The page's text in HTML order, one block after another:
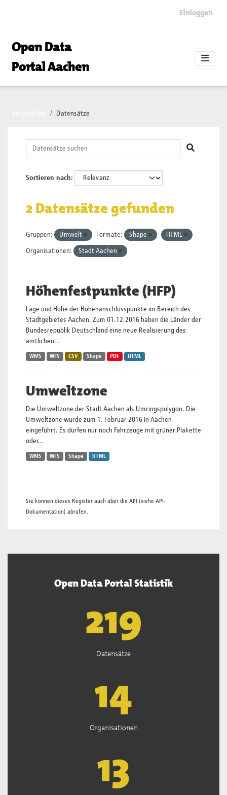
Einloggen
Open Data
Portal Aachen
Datensätze
Sortieren nach
2 Datensätze gefunden
Gruppen: Umwelt Formate: Shape HTML
Organisationen: Stadt Aachen
Höhenfestpunkte (HFP)
Lage und Höhe der Höhenanschlusspunkte im Bereich des
Stadtgebietes Aachen. Zum 01.12.2016 haben die Länder der
Bundesrepublik Deutschland eine neue Realisierung des
amtlichen...
WMS WFS CSV Shape PDF HTML
Umweltzone
Die Umweltzone der Stadt Aachen als Umringspolygon. Die
Umweltzone wurde zum 1. Februar 2016 in Aachen
eingeführt. Es dürfen nur noch Fahrzeuge mit grüner Plakette
oder...
WMS WFS Shape HTML
Sie können dieses Register auch über die API (siehe API-
Dokumentation) abrufen.
Open Data Portal Statistik
221
Datensätze
15
Organisationen
13